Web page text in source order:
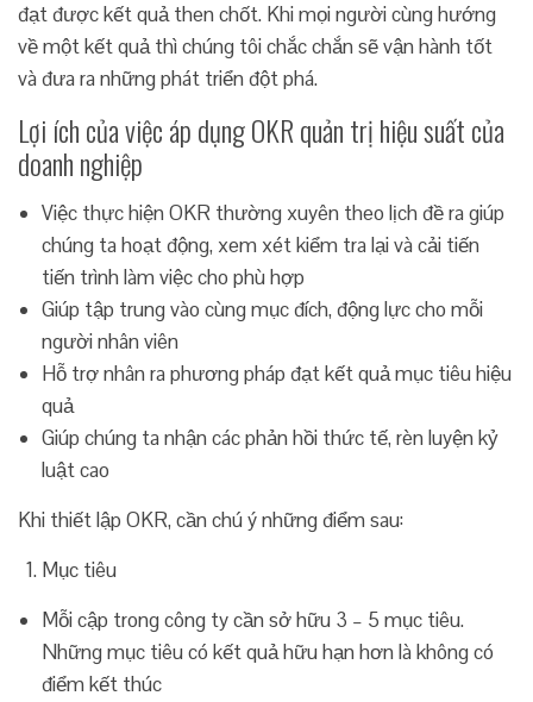
đạt được kết quả then chốt. Khi mọi người cùng hướng
về một kết quả thì chúng tôi chắc chắn sẽ vận hành tốt
và đưa ra những phát triển đột phá.
Lợi ích của việc áp dụng OKR quản trị hiệu suất của
doanh nghiệp
Việc thực hiện OKR thường xuyên theo lịch đề ra giúp
chúng ta hoạt động, xem xét kiểm tra lại và cải tiến
tiến trình làm việc cho phù hợp
Giúp tập trung vào cùng mục đích, động lực cho mỗi
người nhân viên
Hỗ trợ nhân ra phương pháp đạt kết quả mục tiêu hiệu
quả
Giúp chúng ta nhận các phản hồi thức tế, rèn luyện kỷ
luật cao
Khi thiết lập OKR, cần chú ý những điểm sau:
Mục tiêu
Mỗi cập trong công ty cần sở hữu 3 – 5 mục tiêu.
Những mục tiêu có kết quả hữu hạn hơn là không có
điểm kết thúc